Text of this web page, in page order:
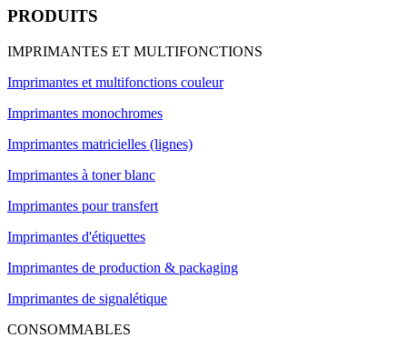
PRODUITS
IMPRIMANTES ET MULTIFONCTIONS
Imprimantes et multifonctions couleur
Imprimantes monochromes
Imprimantes matricielles (lignes)
Imprimantes à toner blanc
Imprimantes pour transfert
Imprimantes d'étiquettes
Imprimantes de production & packaging
Imprimantes de signalétique
CONSOMMABLES